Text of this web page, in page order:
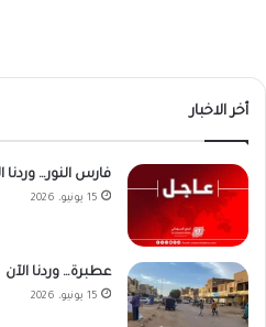
أخر الاخبار
فارس النور… وردنا
15 يونيو، 2026
عطبرة… وردنا الآن
15 يونيو، 2026